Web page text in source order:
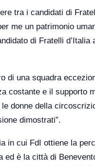
tra i candidati di
me un patrimonio
di Fratelli d’Italia
di una squadra
costante e il supporto
donne della
dimostrati”.
in cui FdI ottiene la
ed è la città di